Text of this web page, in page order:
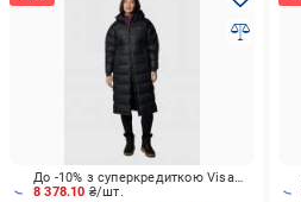
8 378.10 ₴/шт.
До -10% з суперкредиткою Visa Вигода